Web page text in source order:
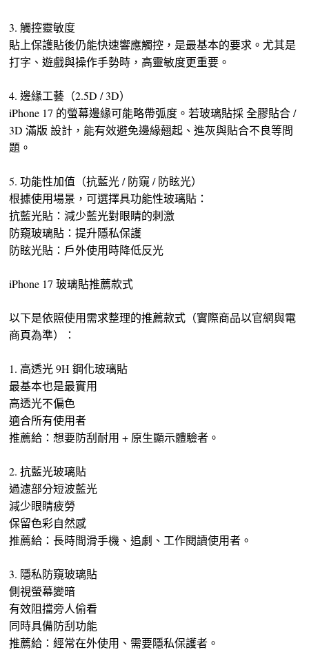
3. 觸控靈敏度
貼上保護貼後仍能快速響應觸控，是最基本的要求。尤其是
打字、遊戲與操作手勢時，高靈敏度更重要。
4. 邊緣工藝（2.5D / 3D）
iPhone 17 的螢幕邊緣可能略帶弧度。若玻璃貼採 全膠貼合 /
3D 滿版 設計，能有效避免邊緣翹起、進灰與貼合不良等問
題。
5. 功能性加值（抗藍光 / 防窺 / 防眩光）
根據使用場景，可選擇具功能性玻璃貼：
抗藍光貼：減少藍光對眼睛的刺激
防窺玻璃貼：提升隱私保護
防眩光貼：戶外使用時降低反光
iPhone 17 玻璃貼推薦款式
以下是依照使用需求整理的推薦款式（實際商品以官網與電
商頁為準）：
1. 高透光 9H 鋼化玻璃貼
最基本也是最實用
高透光不偏色
適合所有使用者
推薦給：想要防刮耐用 + 原生顯示體驗者。
2. 抗藍光玻璃貼
過濾部分短波藍光
減少眼睛疲勞
保留色彩自然感
推薦給：長時間滑手機、追劇、工作閱讀使用者。
3. 隱私防窺玻璃貼
側視螢幕變暗
有效阻擋旁人偷看
同時具備防刮功能
推薦給：經常在外使用、需要隱私保護者。